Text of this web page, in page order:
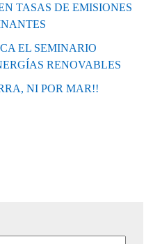
TASAS DE EMISIONES
EL SEMINARIO
RENOVABLES
NI POR MAR!!